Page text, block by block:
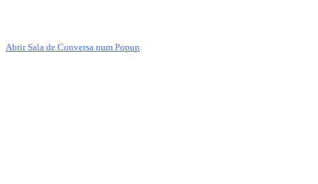
Abrir Sala de Conversa num Popup